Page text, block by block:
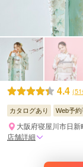
4.4
カタログあり Web予
大阪府寝屋川市日
店舗詳細